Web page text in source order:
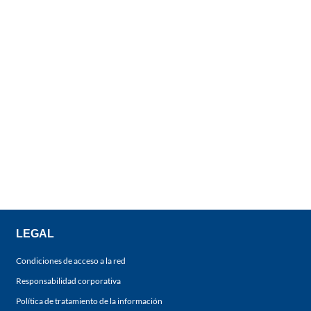
LEGAL
Condiciones de acceso a la red
Responsabilidad corporativa
Política de tratamiento de la información